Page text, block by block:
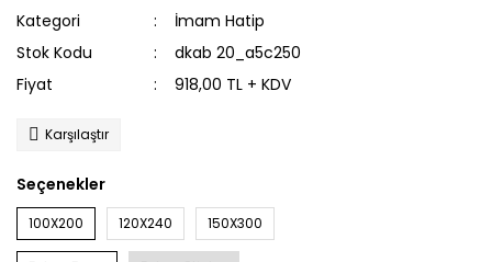
Kategori
İmam Hatip
Stok Kodu
dkab 20_a5c250
Fiyat
918,00 TL + KDV
Karşılaştır
Seçenekler
100X200 120X240 150X300